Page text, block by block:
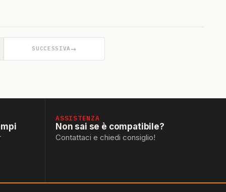
SUCCESSIVA→
ASSISTENZA
Non sai se è compatibile?
Contattaci e chiedi consiglio!